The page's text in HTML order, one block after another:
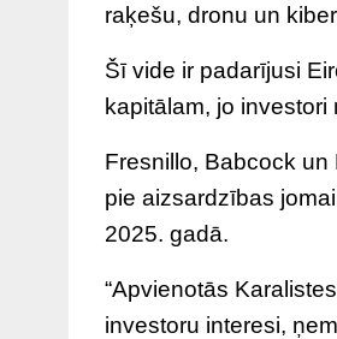
raķešu, dronu un
Šī vide ir padarījusi
kapitālam, jo
Fresnillo, Babcock
pie aizsardzības
2025. gadā.
“Apvienotās
investoru interesi,